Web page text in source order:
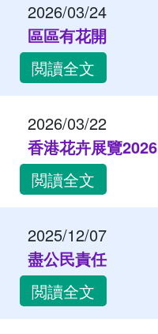
2026/03/24
區區有花開
閲讀全文
2026/03/22
香港花卉展覽2026
閲讀全文
2025/12/07
盡公民責任
閲讀全文